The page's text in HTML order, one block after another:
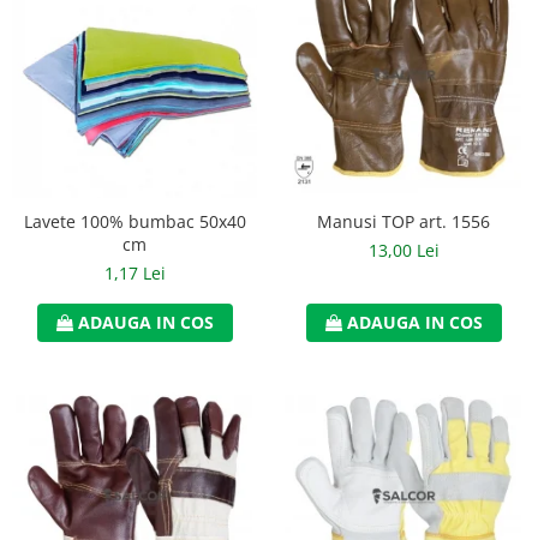
Manusi neopren
Manusi nitril
Manusi piele
Manusi PVC
Manusi tricot impregnat
Manusi zale
Outdoor
Incaltaminte Outdoor
Curatenie si igiena
Protectia capului
Lavete 100% bumbac 50x40
cm
1,17 Lei
ADAUGA IN COS
Manusi TOP art. 1556
13,00 Lei
ADAUGA IN COS